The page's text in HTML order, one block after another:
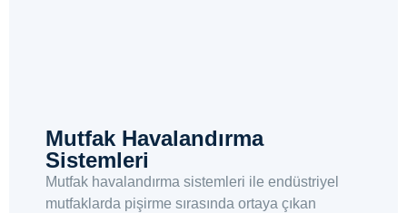
Mutfak Havalandırma
Sistemleri
Mutfak havalandırma sistemleri ile endüstriyel
mutfaklarda pişirme sırasında ortaya çıkan